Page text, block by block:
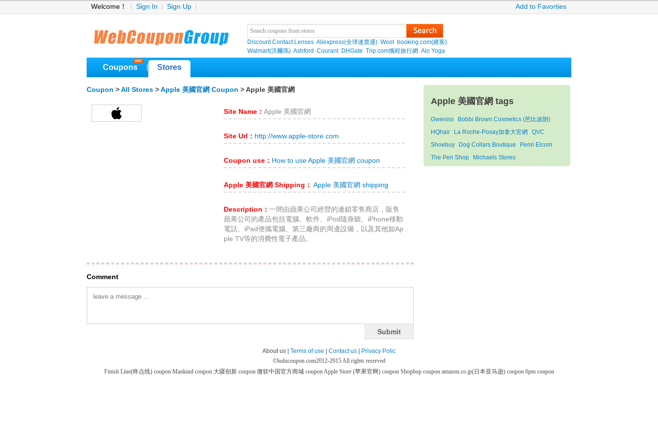
Welcome！ Sign In Sign Up Add to Favorties
Discount Contact Lenses Aliexpress(全球速賣通) Woot booking.com(繽客)
Walmart(沃爾瑪) Ashford Courant DHGate Trip.com攜程旅行網 Alo Yoga
Coupons Stores
Coupon > All Stores > Apple 美國官網 Coupon > Apple 美國官網
Site Name： Apple 美國官網
Site Url： http://www.apple-store.com
Coupon use： How to use Apple 美國官網 coupon
Apple 美國官網 Shipping： Apple 美國官網 shipping
Description： 一間由蘋果公司經營的連鎖零售商店，販售
蘋果公司的產品包括電腦、軟件、iPod隨身聽、iPhone移動
電話、iPad便攜電腦、第三廠商的周邊設備，以及其他如Ap
ple TV等的消費性電子產品。
Comment
Submit
Apple 美國官網 tags
Gweniss
Bobbi Brown Cosmetics (芭比波朗)
HQhair
La Roche-Posay加拿大官網
QVC
Shoebuy
Dog Collars Boutique
Penn Elcom
The Pen Shop
Michaels Stores
About us | Terms of use Contact us
Privacy Polic
©hulucoupon.com2012-2015 All rights reserved
Finish Line(终点线) coupon Mankind coupon 大疆创新 coupon 微软中国官方商城 couponApple Store (苹果官网) coupon Shopbop coupon amazon.co.jp(日本亚马逊) coupon 6pm coupon